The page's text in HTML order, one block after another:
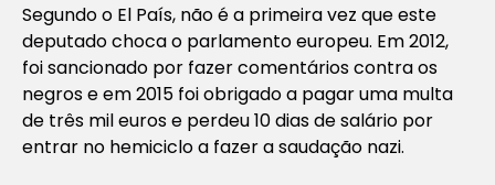
Segundo o El País, não é a primeira vez que este
deputado choca o parlamento europeu. Em 2012,
foi sancionado por fazer comentários contra os
negros e em 2015 foi obrigado a pagar uma multa
de três mil euros e perdeu 10 dias de salário por
entrar no hemiciclo a fazer a saudação nazi.